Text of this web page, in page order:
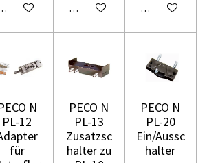
den WarenkorbIn den WarenkorbIn den
N
PL-12
für
PECO N
PL-13
Zusatzsc
halter zu
PECO N
PL-20
Ein/Aussc
halter